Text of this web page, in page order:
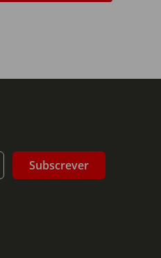
Subscrever